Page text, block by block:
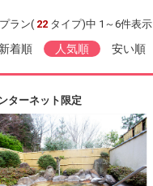
プラン( 22 タイプ)中 1～6件表示
着順 人気順 安い順
ターネット限定